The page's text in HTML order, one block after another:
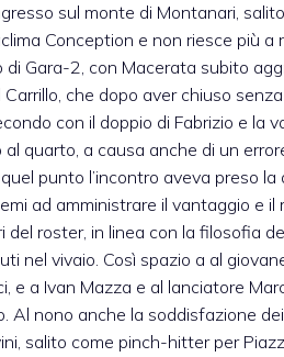
sul monte di Montanari,
Conception e non riesce più
di Gara-2, con Macerata subito
che dopo aver chiuso
con il doppio di Fabrizio e la
quarto, a causa anche di un
punto l’incontro aveva preso la
ad amministrare il vantaggio e il
roster, in linea con la filosofia
nel vivaio. Così spazio a al
e a Ivan Mazza e al lanciatore
Al nono anche la soddisfazione
salito come pinch-hitter per